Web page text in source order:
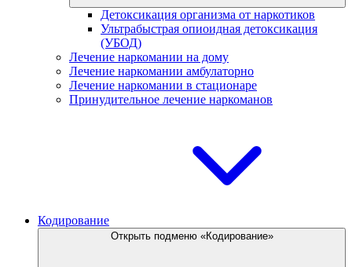
Детоксикация организма от наркотиков
Ультрабыстрая опиоидная детоксикация
(УБОД)
Лечение наркомании на дому
Лечение наркомании амбулаторно
Лечение наркомании в стационаре
Принудительное лечение наркоманов
Кодирование
Открыть подменю «Кодирование»